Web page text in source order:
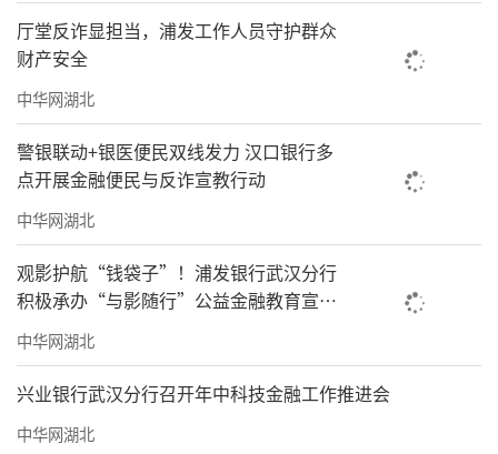
厅堂反诈显担当，浦发工作人员守护群众
财产安全
中华网湖北
警银联动+银医便民双线发力 汉口银行多
点开展金融便民与反诈宣教行动
中华网湖北
观影护航“钱袋子”！浦发银行武汉分行
积极承办“与影随行”公益金融教育宣传
活动
中华网湖北
兴业银行武汉分行召开年中科技金融工作推进会
中华网湖北